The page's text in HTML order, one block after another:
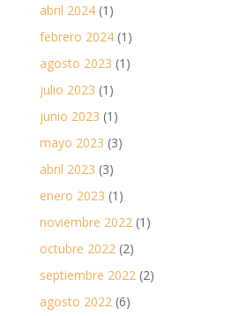
abril 2024(1)
febrero 2024(1)
agosto 2023 (1)
julio 2023 (1)
junio 2023 (1)
mayo 2023 (3)
abril 2023 (3)
enero 2023 (1)
noviembre 2022(1)
octubre 2022(2)
septiembre 2022(2)
agosto 2022(6)